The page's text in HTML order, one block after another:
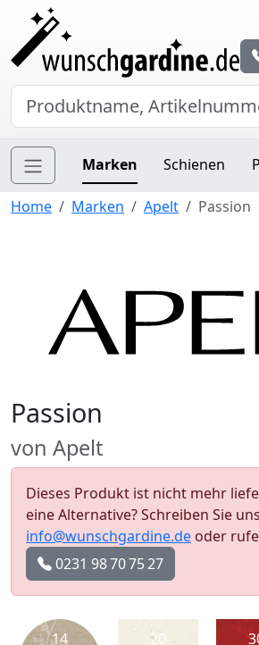
Marken Schienen
Home Marken Apelt Passion
Passion
von Apelt
Dieses Produkt ist nicht mehr
eine Alternative? Schreiben Sie
info@wunschgardine.de oder
0231 98 70 75 27
14
20